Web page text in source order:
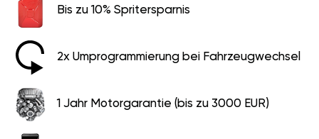
Bis zu 10% Spritersparnis
2x Umprogrammierung bei Fahrzeugwechsel
1 Jahr Motorgarantie (bis zu 3000 EUR)